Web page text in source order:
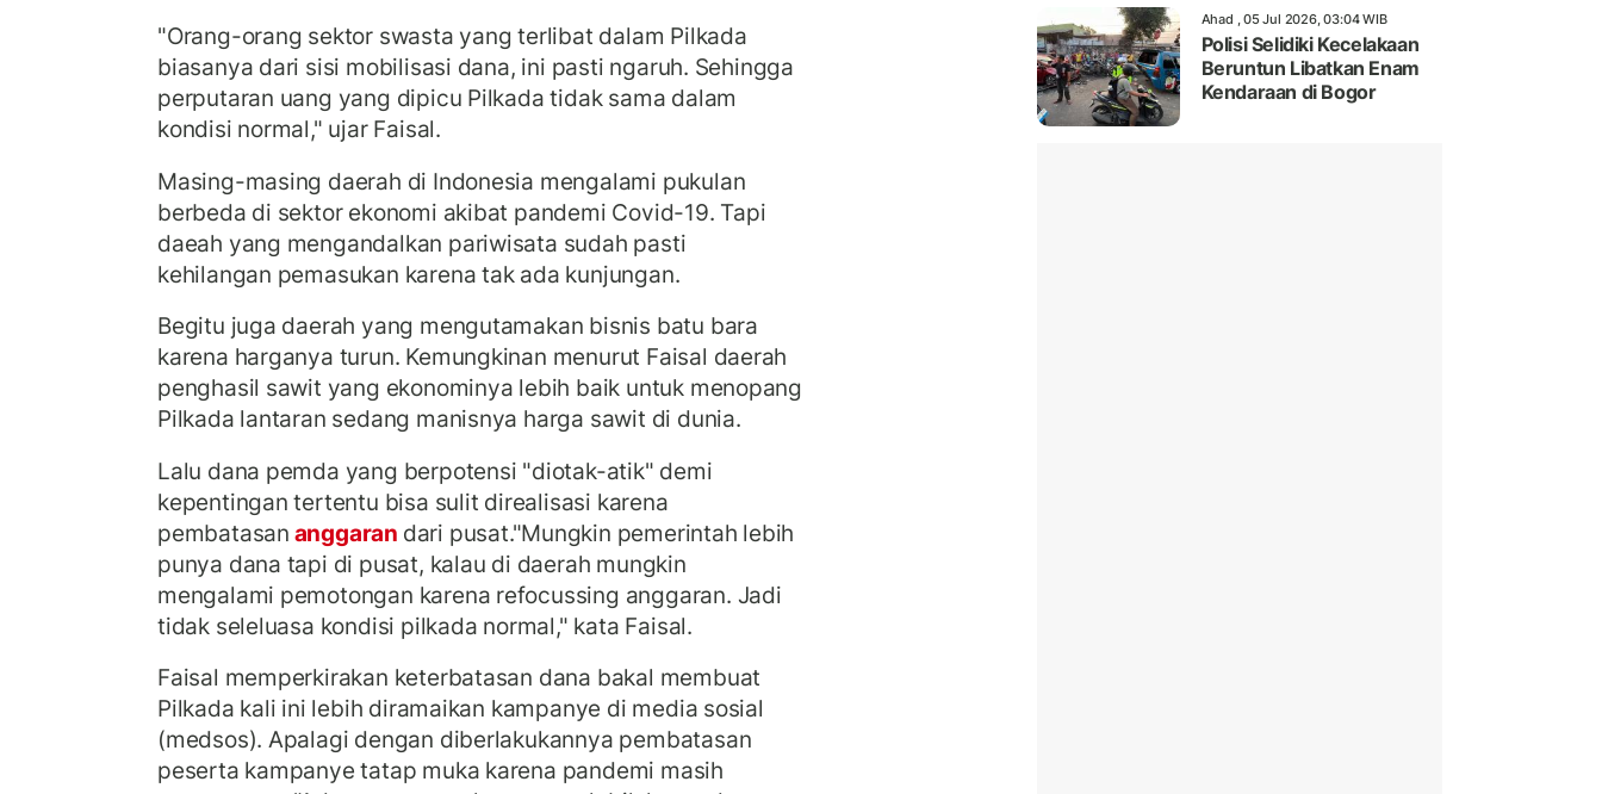
"Orang-orang sektor swasta yang terlibat dalam Pilkada
biasanya dari sisi mobilisasi dana, ini pasti ngaruh. Sehingga
perputaran uang yang dipicu Pilkada tidak sama dalam
kondisi normal," ujar Faisal.
Masing-masing daerah di Indonesia mengalami pukulan
berbeda di sektor ekonomi akibat pandemi Covid-19. Tapi
daeah yang mengandalkan pariwisata sudah pasti
kehilangan pemasukan karena tak ada kunjungan.
Begitu juga daerah yang mengutamakan bisnis batu bara
karena harganya turun. Kemungkinan menurut Faisal daerah
penghasil sawit yang ekonominya lebih baik untuk menopang
Pilkada lantaran sedang manisnya harga sawit di dunia.
Lalu dana pemda yang berpotensi "diotak-atik" demi
kepentingan tertentu bisa sulit direalisasi karena
pembatasan anggaran dari pusat."Mungkin pemerintah lebih
punya dana tapi di pusat, kalau di daerah mungkin
mengalami pemotongan karena refocussing anggaran. Jadi
tidak seleluasa kondisi pilkada normal," kata Faisal.
Faisal memperkirakan keterbatasan dana bakal membuat
Pilkada kali ini lebih diramaikan kampanye di media sosial
(medsos). Apalagi dengan diberlakukannya pembatasan
peserta kampanye tatap muka karena pandemi masih
Ahad , 05 Jul 2026, 03:04 WIB
Polisi Selidiki Kecelakaan
Beruntun Libatkan Enam
Kendaraan di Bogor